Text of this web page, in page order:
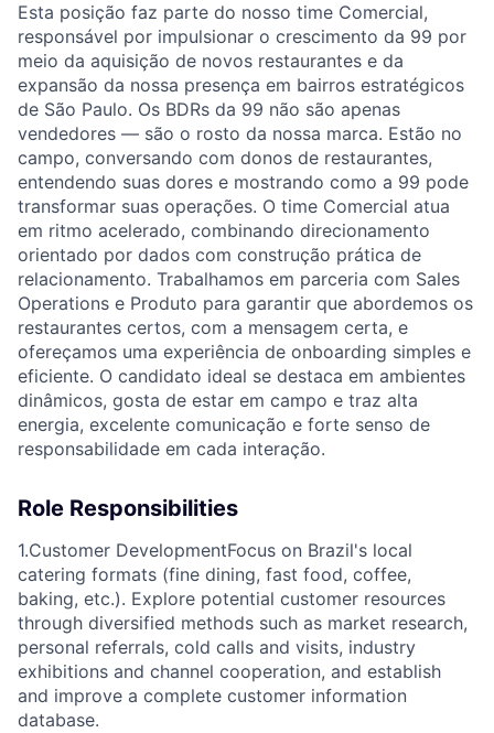
Esta posição faz parte do nosso time Comercial,
responsável por impulsionar o crescimento da 99 por
meio da aquisição de novos restaurantes e da
expansão da nossa presença em bairros estratégicos
de São Paulo. Os BDRs da 99 não são apenas
vendedores — são o rosto da nossa marca. Estão no
campo, conversando com donos de restaurantes,
entendendo suas dores e mostrando como a 99 pode
transformar suas operações. O time Comercial atua
em ritmo acelerado, combinando direcionamento
orientado por dados com construção prática de
relacionamento. Trabalhamos em parceria com Sales
Operations e Produto para garantir que abordemos os
restaurantes certos, com a mensagem certa, e
ofereçamos uma experiência de onboarding simples e
eficiente. O candidato ideal se destaca em ambientes
dinâmicos, gosta de estar em campo e traz alta
energia, excelente comunicação e forte senso de
responsabilidade em cada interação.
Role Responsibilities
1.Customer DevelopmentFocus on Brazil's local
catering formats (fine dining, fast food, coffee,
baking, etc.). Explore potential customer resources
through diversified methods such as market research,
personal referrals, cold calls and visits, industry
exhibitions and channel cooperation, and establish
and improve a complete customer information
database.